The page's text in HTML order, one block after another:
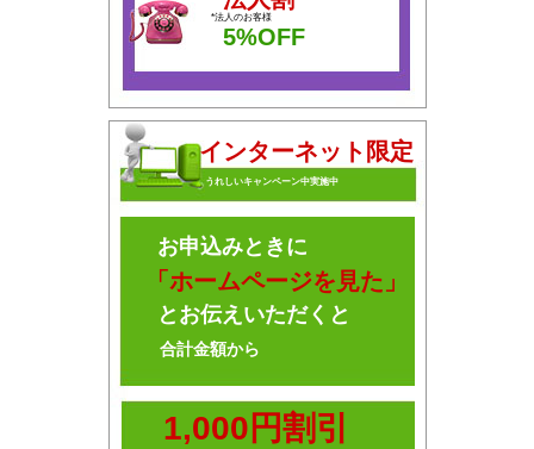
*法人のお客様
5%OFF
インターネット限定
うれしいキャンペーン中実施中
お申込みときに
「ホームページを見た」
とお伝えいただくと
合計金額から
1,000円割引